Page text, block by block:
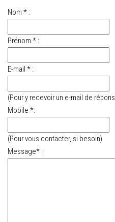
Nom * :
Prénom * :
E-mail * :
(Pour y recevoir un e-mail de
Mobile *:
(Pour vous contacter, si besoin)
Message* :